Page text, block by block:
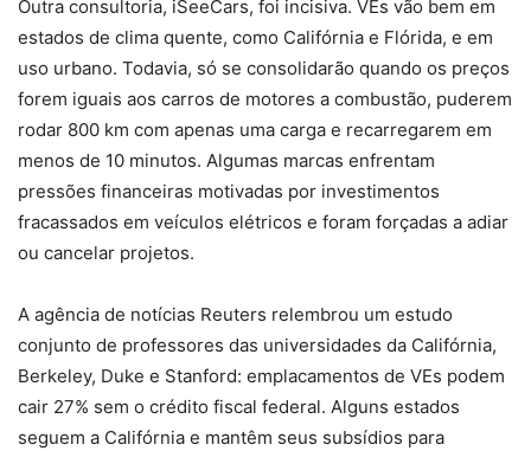
Outra consultoria, iSeeCars, foi incisiva. VEs vão bem em
estados de clima quente, como Califórnia e Flórida, e em
uso urbano. Todavia, só se consolidarão quando os preços
forem iguais aos carros de motores a combustão, puderem
rodar 800 km com apenas uma carga e recarregarem em
menos de 10 minutos. Algumas marcas enfrentam
pressões financeiras motivadas por investimentos
fracassados em veículos elétricos e foram forçadas a adiar
ou cancelar projetos.
A agência de notícias Reuters relembrou um estudo
conjunto de professores das universidades da Califórnia,
Berkeley, Duke e Stanford: emplacamentos de VEs podem
cair 27% sem o crédito fiscal federal. Alguns estados
seguem a Califórnia e mantêm seus subsídios para